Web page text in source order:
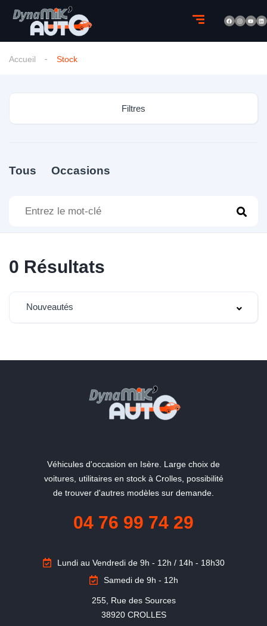
Accueil Stock
Filtres
Tous Occasions
0 Résultats
Nouveautés
Véhicules d'occasion en Isère. Large choix de
voitures, utilitaires en stock à Crolles, possibilité
de trouver d'autres modèles sur demande.
04 76 99 74 29
Lundi au Vendredi de 9h - 12h / 14h - 18h30
Samedi de 9h - 12h
255, Rue des Sources
38920 CROLLES